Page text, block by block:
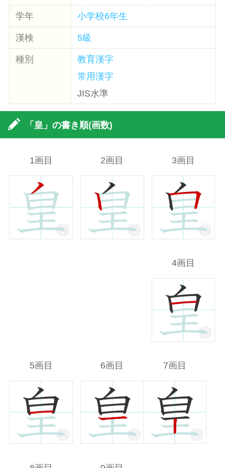
学年 小学校6年生
漢検 5級
種別
教育漢字
常用漢字
JIS水準
「皇」の書き順(画数)
1画目 2画目 3画目
4画目
5画目 6画目 7画目